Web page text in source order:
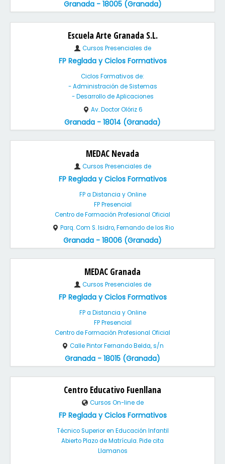
Granada - 18005 (Granada)
Escuela Arte Granada S.L.
Cursos Presenciales de
FP Reglada y Ciclos Formativos
Ciclos Formativos de:
- Administración de Sistemas
- Desarrollo de Aplicaciones
Av. Doctor Olóriz 6
Granada - 18014 (Granada)
MEDAC Nevada
Cursos Presenciales de
FP Reglada y Ciclos Formativos
FP a Distancia y Online
FP Presencial
Centro de Formación Profesional Oficial
Parq. Com S. Isidro, Fernando de los Rio
Granada - 18006 (Granada)
MEDAC Granada
Cursos Presenciales de
FP Reglada y Ciclos Formativos
FP a Distancia y Online
FP Presencial
Centro de Formación Profesional Oficial
Calle Pintor Fernando Belda, s/n
Granada - 18015 (Granada)
Centro Educativo Fuenllana
Cursos On-line de
FP Reglada y Ciclos Formativos
Técnico Superior en Educación Infantil
Abierto Plazo de Matrícula. Pide cita
Llamanos